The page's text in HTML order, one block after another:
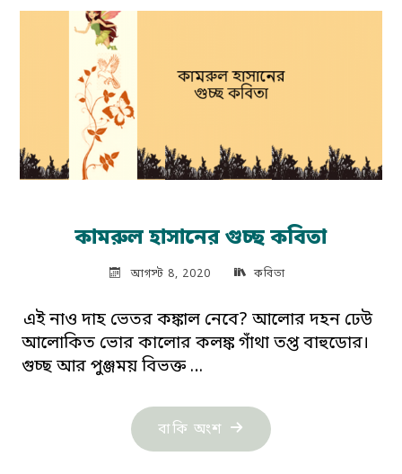
কামরুল হাসানের গুচ্ছ কবিতা
আগস্ট 8, 2020 কবিতা
এই নাও দাহ ভেতর কঙ্কাল নেবে? আলোর দহন ঢেউ
আলোকিত ভোর কালোর কলঙ্ক গাঁথা তপ্ত বাহুডোর।
গুচ্ছ আর পুঞ্জময় বিভক্ত …
বাকি অংশ "কামরুল
হাসানের